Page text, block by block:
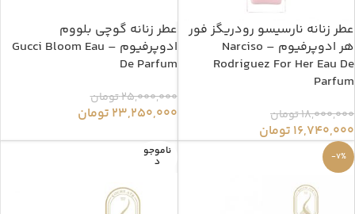
عطر زنانه نارسیسو رودریگز فور
هر ادوپرفیوم – Narciso
Rodriguez For Her Eau De
Parfum
18,000,000تومان
16,740,000 تومان
عطر زنانه گوچی بلووم
ادوپرفیوم – Gucci Bloom Eau
De Parfum
25,000,000تومان
23,250,000 تومان
-7% ناموجو
د